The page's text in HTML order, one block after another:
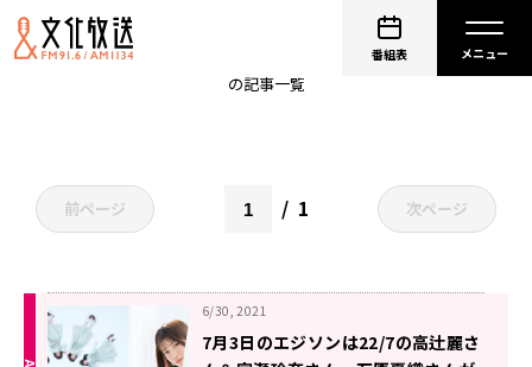
番組表
の記事一覧
前ページ 1 次ページ
6/30, 2021
7月3日のエジソンは22/7の高辻麗さ